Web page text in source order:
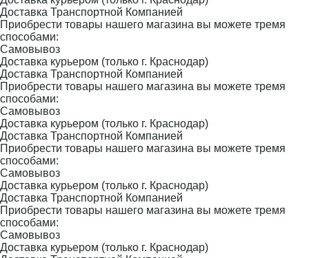
Доставка Транспортной Компанией
Приобрести товары нашего магазина вы можете тремя
способами:
Самовывоз
Доставка курьером (только г. Краснодар)
Доставка Транспортной Компанией
Приобрести товары нашего магазина вы можете тремя
способами:
Самовывоз
Доставка курьером (только г. Краснодар)
Доставка Транспортной Компанией
Приобрести товары нашего магазина вы можете тремя
способами:
Самовывоз
Доставка курьером (только г. Краснодар)
Доставка Транспортной Компанией
Приобрести товары нашего магазина вы можете тремя
способами:
Самовывоз
Доставка курьером (только г. Краснодар)